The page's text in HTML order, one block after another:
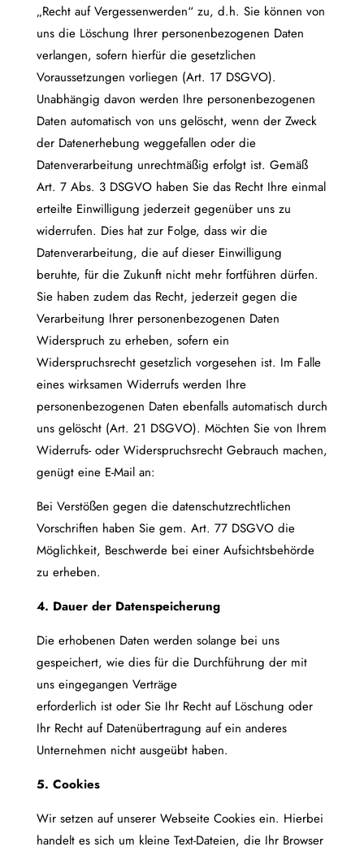
„Recht auf Vergessenwerden“ zu, d.h. Sie können von
uns die Löschung Ihrer personenbezogenen Daten
verlangen, sofern hierfür die gesetzlichen
Voraussetzungen vorliegen (Art. 17 DSGVO).
Unabhängig davon werden Ihre personenbezogenen
Daten automatisch von uns gelöscht, wenn der Zweck
der Datenerhebung weggefallen oder die
Datenverarbeitung unrechtmäßig erfolgt ist. Gemäß
Art. 7 Abs. 3 DSGVO haben Sie das Recht Ihre einmal
erteilte Einwilligung jederzeit gegenüber uns zu
widerrufen. Dies hat zur Folge, dass wir die
Datenverarbeitung, die auf dieser Einwilligung
beruhte, für die Zukunft nicht mehr fortführen dürfen.
Sie haben zudem das Recht, jederzeit gegen die
Verarbeitung Ihrer personenbezogenen Daten
Widerspruch zu erheben, sofern ein
Widerspruchsrecht gesetzlich vorgesehen ist. Im Falle
eines wirksamen Widerrufs werden Ihre
personenbezogenen Daten ebenfalls automatisch durch
uns gelöscht (Art. 21 DSGVO). Möchten Sie von Ihrem
Widerrufs- oder Widerspruchsrecht Gebrauch machen,
genügt eine E-Mail an:
Bei Verstößen gegen die datenschutzrechtlichen
Vorschriften haben Sie gem. Art. 77 DSGVO die
Möglichkeit, Beschwerde bei einer Aufsichtsbehörde
zu erheben.
4. Dauer der Datenspeicherung
Die erhobenen Daten werden solange bei uns
gespeichert, wie dies für die Durchführung der mit
uns eingegangen Verträge
erforderlich ist oder Sie Ihr Recht auf Löschung oder
Ihr Recht auf Datenübertragung auf ein anderes
Unternehmen nicht ausgeübt haben.
5. Cookies
Wir setzen auf unserer Webseite Cookies ein. Hierbei
handelt es sich um kleine Text-Dateien, die Ihr Browser